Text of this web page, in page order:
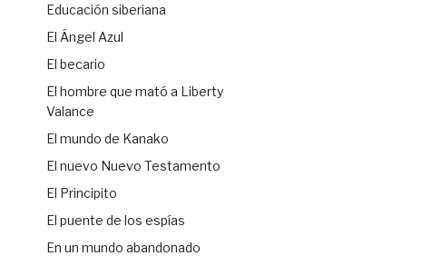
Educación siberiana
El Ángel Azul
El becario
El hombre que mató a Liberty
Valance
El mundo de Kanako
El nuevo Nuevo Testamento
El Principito
El puente de los espías
En un mundo abandonado